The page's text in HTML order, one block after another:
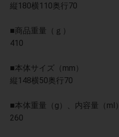
縦180横110奥行70
■商品重量（ｇ）
410
■本体サイズ（mm）
縦148横50奥行70
■本体重量（g）、内容量（ml）
260